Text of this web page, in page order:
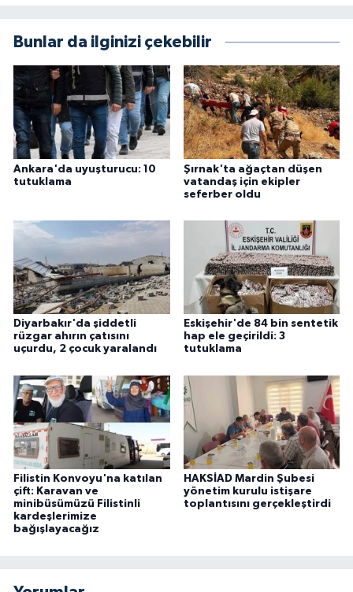
Bunlar da ilginizi çekebilir
Ankara'da uyuşturucu: 10
tutuklama
Şırnak'ta ağaçtan düşen
vatandaş için ekipler
seferber oldu
Diyarbakır'da şiddetli
rüzgar ahırın çatısını
uçurdu, 2 çocuk yaralandı
Eskişehir'de 84 bin sentetik
hap ele geçirildi: 3
tutuklama
Filistin Konvoyu'na katılan
çift: Karavan ve
minibüsümüzü Filistinli
kardeşlerimize
bağışlayacağız
HAKSİAD Mardin Şubesi
yönetim kurulu istişare
toplantısını gerçekleştirdi